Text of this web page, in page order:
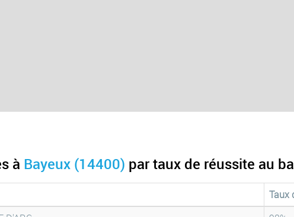
à Bayeux (14400) par taux de réussite au
Taux